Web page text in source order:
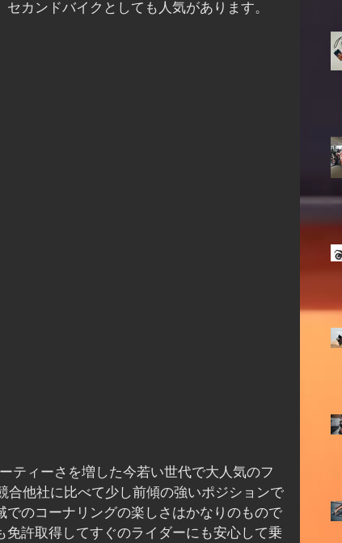
カンドバイクとしても人気があります。
ティーさを増した今若い世代で大人気のフ
合他社に比べて少し前傾の強いポジションで
のコーナリングの楽しさはかなりのもので
許取得してすぐのライダーにも安心して乗